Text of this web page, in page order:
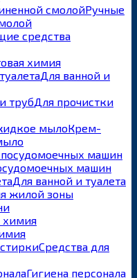
Ручные
средства
химия
Для ванной и
Для прочистки
Крем-
машин
Для ванной и туалета
жилой зоны
Средства для
Гигиена персонала